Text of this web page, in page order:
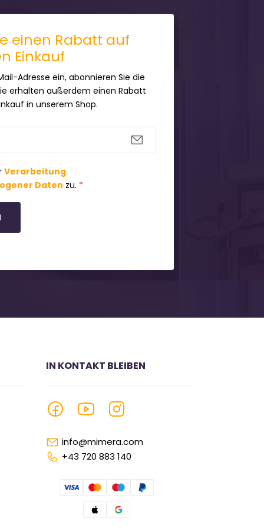
einen Rabatt auf
Einkauf
Adresse ein, abonnieren Sie die
erhalten außerdem einen Rabatt
in unserem Shop.
Verarbeitung
Daten zu. *
IN KONTAKT BLEIBEN
info@mimera.com
+43 720 883 140